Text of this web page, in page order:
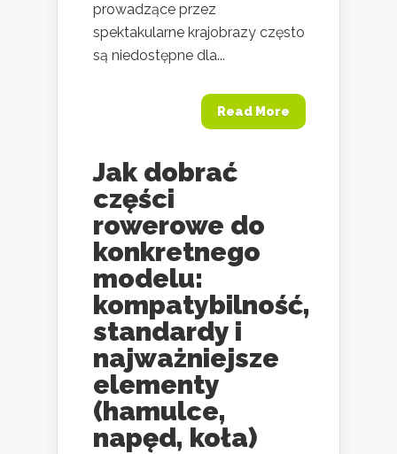
prowadzące przez
spektakularne krajobrazy często
są niedostępne dla...
Read More
Jak dobrać
części
rowerowe do
konkretnego
modelu:
kompatybilność,
standardy i
najważniejsze
elementy
(hamulce,
napęd, koła)